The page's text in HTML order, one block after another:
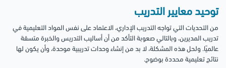
توحيد معايير التدريب
من التحديات التي تواجه التدريب الإداري، الاعتماد على نفس المواد التعليمية في
تدريب المديرين، وبالتالي صعوبة التأكد من أن أساليب التدريس والخبرة متسقة
عالميًا. ولحل هذه المشكلة، لا بد من إنشاء وحدات تدريبية موحدة، وأن يكون لها
نتائج تعليمية محددة بوضوح.